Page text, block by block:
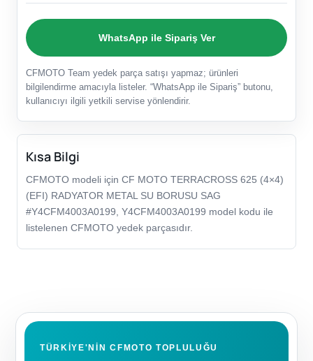
WhatsApp ile Sipariş Ver
CFMOTO Team yedek parça satışı yapmaz; ürünleri
bilgilendirme amacıyla listeler. “WhatsApp ile Sipariş” butonu,
kullanıcıyı ilgili yetkili servise yönlendirir.
Kısa Bilgi
CFMOTO modeli için CF MOTO TERRACROSS 625 (4×4)
(EFI) RADYATOR METAL SU BORUSU SAG
#Y4CFM4003A0199, Y4CFM4003A0199 model kodu ile
listelenen CFMOTO yedek parçasıdır.
TÜRKIYE'NIN CFMOTO TOPLULUĞU